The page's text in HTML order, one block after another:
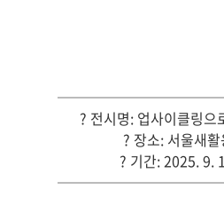
? 전시명: 업사이클링으
? 장소: 서울새
? 기간: 2025. 9.